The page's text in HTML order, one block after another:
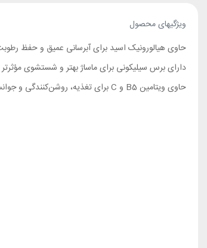
ویژگیهای محصول
حاوی هیالورونیک اسید برای آبرسانی عمیق و حفظ
دارای برس سیلیکونی برای ماساژ بهتر و شستشوی مؤثرتر
حاوی ویتامین B5 و C برای تغذیه، روشن‌کنندگی و جوانسازی پوست